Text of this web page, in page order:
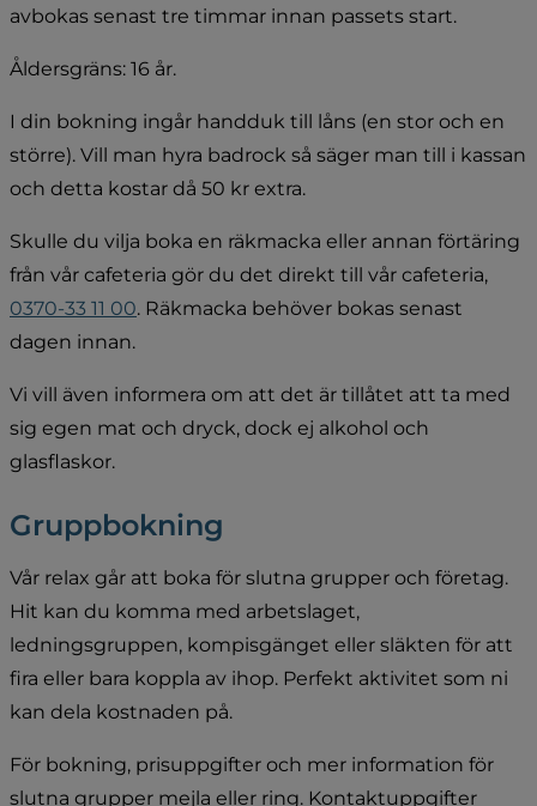
avbokas senast tre timmar innan passets start.
Åldersgräns: 16 år.
I din bokning ingår handduk till låns (en stor och en
större). Vill man hyra badrock så säger man till i kassan
och detta kostar då 50 kr extra.
Skulle du vilja boka en räkmacka eller annan förtäring
0370-33 11 00. Räkmacka behöver bokas senast
dagen innan.
Vi vill även informera om att det är tillåtet att ta med
sig egen mat och dryck, dock ej alkohol och
glasflaskor.
Gruppbokning
Vår relax går att boka för slutna grupper och företag.
Hit kan du komma med arbetslaget,
ledningsgruppen, kompisgänget eller släkten för att
fira eller bara koppla av ihop. Perfekt aktivitet som ni
kan dela kostnaden på.
För bokning, prisuppgifter och mer information för
slutna grupper mejla eller ring. Kontaktuppgifter